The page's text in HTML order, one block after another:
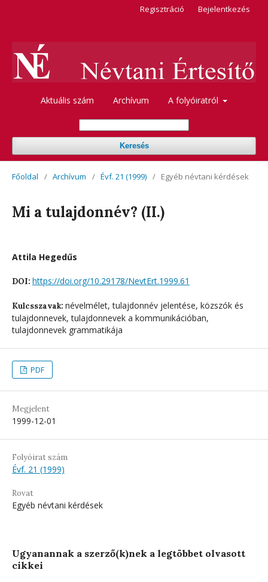
Aktuális szám Archívum A folyóiratról
Keresés
Regisztráció Bejelentkezés
Főoldal / Archívum / Évf. 21 (1999) / Egyéb névtani kérdések
Mi a tulajdonnév? (II.)
Attila Hegedűs
DOI: https://doi.org/10.29178/NevtErt.1999.61
Kulcsszavak: névelmélet, tulajdonnév jelentése, közszók és
tulajdonnevek, tulajdonnevek a kommunikációban,
tulajdonnevek grammatikája
PDF
Megjelent
1999-12-01
Folyóirat szám
Évf. 21 (1999)
Rovat
Egyéb névtani kérdések
Ugyanannak a szerző(k)nek a legtöbbet olvasott
cikkei